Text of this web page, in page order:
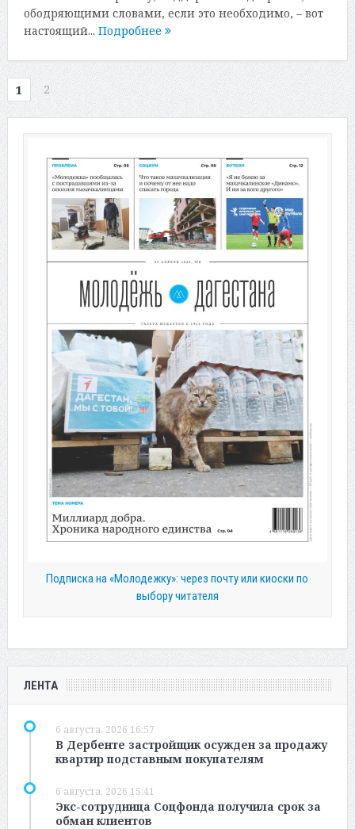
ободряющими словами, если это необходимо, – вот
настоящий... Подробнее
1 2
Подписка на «Молодежку»: через почту или киоски по
выбору читателя
ЛЕНТА
6 августа, 2026 16:57
В Дербенте застройщик осужден за продажу
квартир подставным покупателям
6 августа, 2026 15:41
Экс-сотрудница Соцфонда получила срок за
обман клиентов